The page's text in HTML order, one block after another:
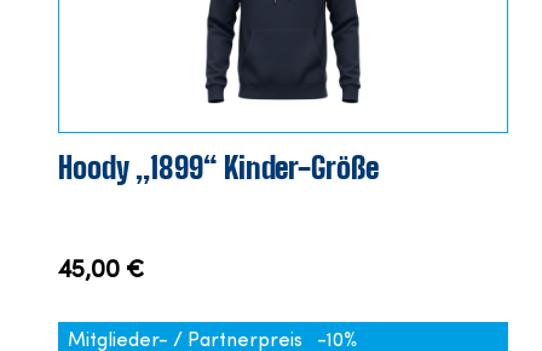
Hoody „1899“ Kinder-Größe
45,00 €
Mitglieder- / Partnerpreis -10%